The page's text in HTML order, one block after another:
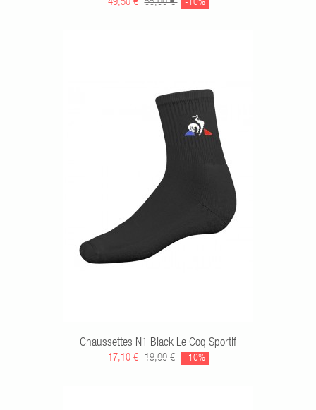
49,50 € 55,00 € -10%
Chaussettes N1 Black Le Coq Sportif
17,10 € 19,00 € -10%